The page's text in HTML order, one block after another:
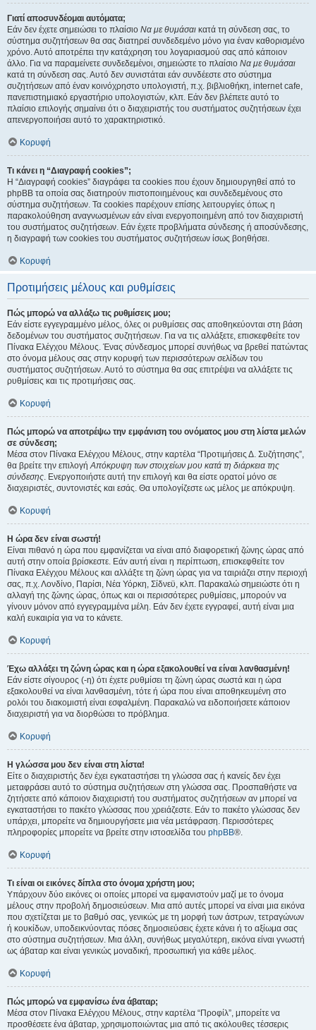
Γιατί αποσυνδέομαι αυτόματα;
Εάν δεν έχετε σημειώσει το πλαίσιο Να με θυμάσαι κατά τη σύνδεση σας, το
σύστημα συζητήσεων θα σας διατηρεί συνδεδεμένο μόνο για έναν καθορισμένο
χρόνο. Αυτό αποτρέπει την κατάχρηση του λογαριασμού σας από κάποιον
άλλο. Για να παραμείνετε συνδεδεμένοι, σημειώστε το πλαίσιο Να με θυμάσαι
κατά τη σύνδεση σας. Αυτό δεν συνιστάται εάν συνδέεστε στο σύστημα
συζητήσεων από έναν κοινόχρηστο υπολογιστή, π.χ. βιβλιοθήκη, internet cafe,
πανεπιστημιακό εργαστήριο υπολογιστών, κλπ. Εάν δεν βλέπετε αυτό το
πλαίσιο επιλογής σημαίνει ότι ο διαχειριστής του συστήματος συζητήσεων έχει
απενεργοποιήσει αυτό το χαρακτηριστικό.
Κορυφή
Τι κάνει η “Διαγραφή cookies”;
Η “Διαγραφή cookies” διαγράφει τα cookies που έχουν δημιουργηθεί από το
phpBB τα οποία σας διατηρούν πιστοποιημένους και συνδεδεμένους στο
σύστημα συζητήσεων. Τα cookies παρέχουν επίσης λειτουργίες όπως η
παρακολούθηση αναγνωσμένων εάν είναι ενεργοποιημένη από τον διαχειριστή
του συστήματος συζητήσεων. Εάν έχετε προβλήματα σύνδεσης ή αποσύνδεσης,
η διαγραφή των cookies του συστήματος συζητήσεων ίσως βοηθήσει.
Κορυφή
Προτιμήσεις μέλους και ρυθμίσεις
Πώς μπορώ να αλλάξω τις ρυθμίσεις μου;
Εάν είστε εγγεγραμμένο μέλος, όλες οι ρυθμίσεις σας αποθηκεύονται στη βάση
δεδομένων του συστήματος συζητήσεων. Για να τις αλλάξετε, επισκεφθείτε τον
Πίνακα Ελέγχου Μέλους. Ένας σύνδεσμος μπορεί συνήθως να βρεθεί πατώντας
στο όνομα μέλους σας στην κορυφή των περισσότερων σελίδων του
συστήματος συζητήσεων. Αυτό το σύστημα θα σας επιτρέψει να αλλάξετε τις
ρυθμίσεις και τις προτιμήσεις σας.
Κορυφή
Πώς μπορώ να αποτρέψω την εμφάνιση του ονόματος μου στη λίστα μελών
σε σύνδεση;
Μέσα στον Πίνακα Ελέγχου Μέλους, στην καρτέλα “Προτιμήσεις Δ. Συζήτησης”,
θα βρείτε την επιλογήΑπόκρυψη των στοιχείων μου κατά τη διάρκεια της
σύνδεσης. Ενεργοποιήστε αυτή την επιλογή και θα είστε ορατοί μόνο σε
διαχειριστές, συντονιστές και εσάς. Θα υπολογίζεστε ως μέλος με απόκρυψη.
Κορυφή
Η ώρα δεν είναι σωστή!
Είναι πιθανό η ώρα που εμφανίζεται να είναι από διαφορετική ζώνης ώρας από
αυτή στην οποία βρίσκεστε. Εάν αυτή είναι η περίπτωση, επισκεφθείτε τον
Πίνακα Ελέγχου Μέλους και αλλάξτε τη ζώνη ώρας για να ταιριάζει στην περιοχή
σας, π.χ. Λονδίνο, Παρίσι, Νέα Υόρκη, Σίδνεϋ, κλπ. Παρακαλώ σημειώστε ότι η
αλλαγή της ζώνης ώρας, όπως και οι περισσότερες ρυθμίσεις, μπορούν να
γίνουν μόνον από εγγεγραμμένα μέλη. Εάν δεν έχετε εγγραφεί, αυτή είναι μια
καλή ευκαιρία για να το κάνετε.
Κορυφή
Έχω αλλάξει τη ζώνη ώρας και η ώρα εξακολουθεί να είναι λανθασμένη!
Εάν είστε σίγουρος (-η) ότι έχετε ρυθμίσει τη ζώνη ώρας σωστά και η ώρα
εξακολουθεί να είναι λανθασμένη, τότε ή ώρα που είναι αποθηκευμένη στο
ρολόι του διακομιστή είναι εσφαλμένη. Παρακαλώ να ειδοποιήσετε κάποιον
διαχειριστή για να διορθώσει το πρόβλημα.
Κορυφή
Η γλώσσα μου δεν είναι στη λίστα!
Είτε ο διαχειριστής δεν έχει εγκαταστήσει τη γλώσσα σας ή κανείς δεν έχει
μεταφράσει αυτό το σύστημα συζητήσεων στη γλώσσα σας. Προσπαθήστε να
ζητήσετε από κάποιον διαχειριστή του συστήματος συζητήσεων αν μπορεί να
εγκαταστήσει το πακέτο γλώσσας που χρειάζεστε. Εάν το πακέτο γλώσσας δεν
υπάρχει, μπορείτε να δημιουργήσετε μια νέα μετάφραση. Περισσότερες
πληροφορίες μπορείτε να βρείτε στην ιστοσελίδα του phpBB®.
Κορυφή
Τι είναι οι εικόνες δίπλα στο όνομα χρήστη μου;
Υπάρχουν δύο εικόνες οι οποίες μπορεί να εμφανιστούν μαζί με το όνομα
μέλους στην προβολή δημοσιεύσεων. Μια από αυτές μπορεί να είναι μια εικόνα
που σχετίζεται με το βαθμό σας, γενικώς με τη μορφή των άστρων, τετραγώνων
ή κουκίδων, υποδεικνύοντας πόσες δημοσιεύσεις έχετε κάνει ή το αξίωμα σας
στο σύστημα συζητήσεων. Μια άλλη, συνήθως μεγαλύτερη, εικόνα είναι γνωστή
ως άβαταρ και είναι γενικώς μοναδική, προσωπική για κάθε μέλος.
Κορυφή
Πώς μπορώ να εμφανίσω ένα άβαταρ;
Μέσα στον Πίνακα Ελέγχου Μέλους, στην καρτέλα “Προφίλ”, μπορείτε να
προσθέσετε ένα άβαταρ, χρησιμοποιώντας μια από τις ακόλουθες τέσσερις